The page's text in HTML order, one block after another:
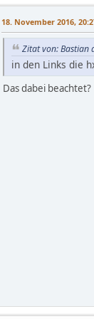
18. November 2016,
Zitat von: Bastian
in den Links die
Das dabei beachtet?